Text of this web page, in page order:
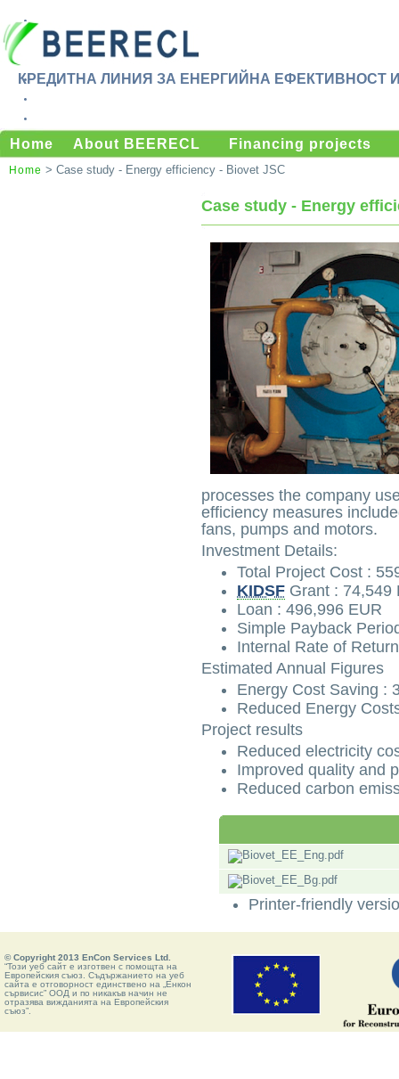
КРЕДИТНА ЛИНИЯ ЗА ЕНЕРГИЙНА
Home About BEERECL Financing projects
Home > Case study - Energy efficiency - Biovet JSC
Case study - Energy
processes the company
efficiency measures
fans, pumps and motors.
Investment Details:
Total Project Cost :
KIDSF Grant : 74,549
Loan : 496,996 EUR
Simple Payback
Internal Rate of
Estimated Annual Figures
Energy Cost Saving :
Reduced Energy
Project results
Reduced electricity
Improved quality and
Reduced carbon
Printer-friendly
© Copyright 2013 EnCon Services Ltd.
“Този уеб сайт е изготвен с помощта на
Европейския съюз. Съдържанието на уеб
сайта е отговорност единствено на „Енкон
сървисис” ООД и по никакъв начин не
отразява вижданията на Европейския
съюз”.